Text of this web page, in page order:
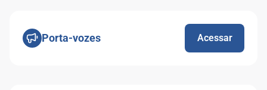
Porta-vozes Acessar